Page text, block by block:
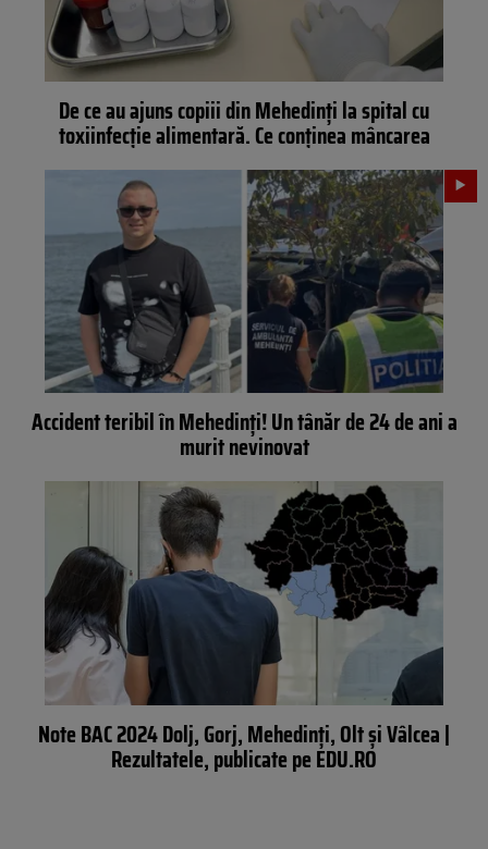
De ce au ajuns copiii din Mehedinți la spital cu
toxiinfecție alimentară. Ce conținea mâncarea
Accident teribil în Mehedinți! Un tânăr de 24 de ani a
murit nevinovat
Note BAC 2024 Dolj, Gorj, Mehedinți, Olt și Vâlcea |
Rezultatele, publicate pe EDU.RO